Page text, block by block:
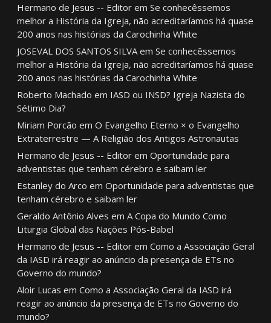
Hermano de Jesus -- Editorem Se conhecêssemos
melhor a História da Igreja, não acreditaríamos há quase
200 anos nas histórias da Carochinha White
JOSEVAL DOS SANTOS SILVAem Se conhecêssemos
melhor a História da Igreja, não acreditaríamos há quase
200 anos nas histórias da Carochinha White
Roberto Machado em IASD ou INSD? Igreja Nazista do
Sétimo Dia?
Miriam Porcão em O Evangelho Eterno × o Evangelho
Extraterrestre — A Religião dos Antigos Astronautas
Hermano de Jesus -- Editorem Oportunidade para
adventistas que tenham cérebro e saibam ler
Estanley do Arco em Oportunidade para adventistas que
tenham cérebro e saibam ler
Geraldo Antônio Alves em A Copa do Mundo Como
Liturgia Global das Nações Pós-Babel
Hermano de Jesus -- Editorem Como a Associação Geral
da IASD irá reagir ao anúncio da presença de ETs no
Governo do mundo?
Aloir Lucas em Como a Associação Geral da IASD irá
reagir ao anúncio da presença de ETs no Governo do
mundo?